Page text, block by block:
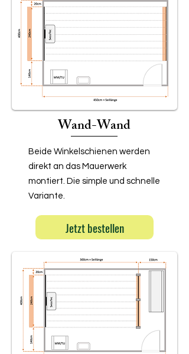
Wand-Wand
Beide Winkelschienen werden
direkt an das Mauerwerk
montiert. Die simple und schnelle
Variante.
Jetzt bestellen